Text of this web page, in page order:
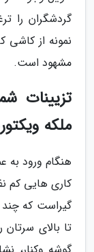
گردشگران را
نمونه از کاشی
مشهود است.
تزیینات
ملکه
هنگام ورود به
کاری هایی کم
گیراست که چند
تا بالای سرتان